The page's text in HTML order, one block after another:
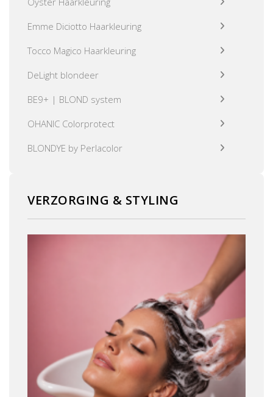
Emme Diciotto Haarkleuring
Tocco Magico Haarkleuring
DeLight blondeer
BE9+ | BLOND system
OHANIC Colorprotect
BLONDYE by Perlacolor
VERZORGING & STYLING